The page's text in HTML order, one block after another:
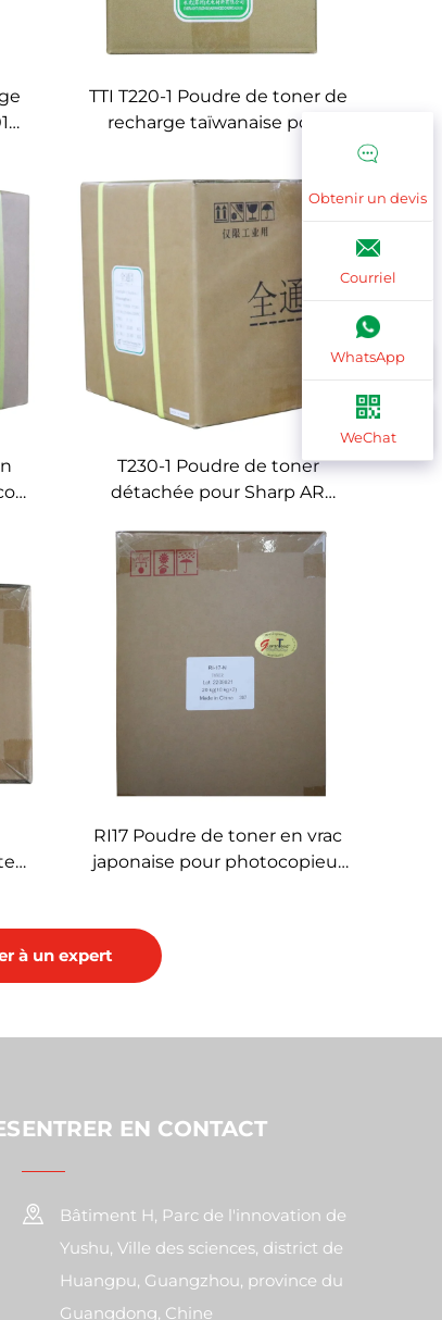
TTI T220-1 Poudre de toner de
recharge taïwanaise pour
6000 7500 8000 6002 7502
T230-1 Poudre de toner
détachée pour Sharp AR
M160/162/163/205/208 AR-
1618/1818/2918 Toner universel
RI17 Poudre de toner en vrac
japonaise pour photocopieur
à un expert
Obtenir un devis
Courriel
WhatsApp
WeChat
ENTRER EN CONTACT
Bâtiment H, Parc de l'innovation de
Yushu, Ville des sciences, district de
Huangpu, Guangzhou, province du
Guangdong, Chine